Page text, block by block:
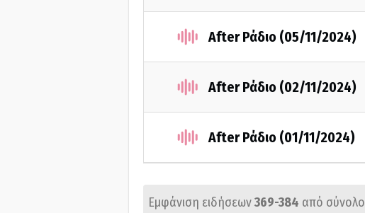
After Ράδιο (05/11/2024)
After Ράδιο (02/11/2024)
After Ράδιο (01/11/2024)
Εμφάνιση ειδήσεων369-384 από σύνολο